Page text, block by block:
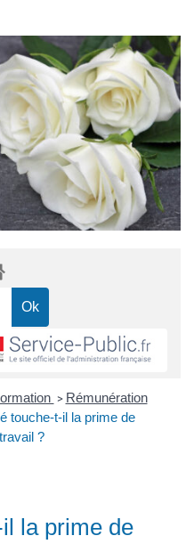
> Rémunération
touche-t-il la prime de
?
la prime de